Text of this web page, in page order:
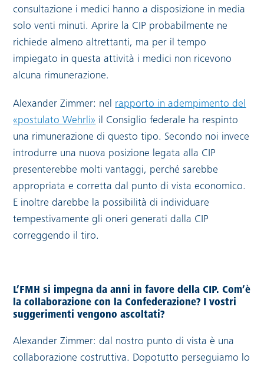
consultazione i medici hanno a disposizione in media
solo venti minuti. Aprire la CIP probabilmente ne
richiede almeno altrettanti, ma per il tempo
impiegato in questa attività i medici non ricevono
alcuna rimunerazione.
Alexander Zimmer: nel Link esterno:
rapporto in adempimento del
«postulato Wehrli» il Consiglio federale ha respinto
una rimunerazione di questo tipo. Secondo noi invece
introdurre una nuova posizione legata alla CIP
presenterebbe molti vantaggi, perché sarebbe
appropriata e corretta dal punto di vista economico.
E inoltre darebbe la possibilità di individuare
tempestivamente gli oneri generati dalla CIP
correggendo il tiro.
L’FMH si impegna da anni in favore della CIP. Com’è
la collaborazione con la Confederazione? I vostri
suggerimenti vengono ascoltati?
Alexander Zimmer: dal nostro punto di vista è una
collaborazione costruttiva. Dopotutto perseguiamo lo